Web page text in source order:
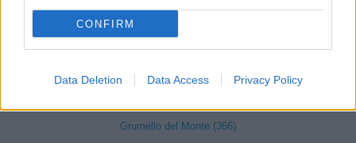
CONFIRM
Data Deletion Data Access Privacy Policy
Grumello del Monte (366)